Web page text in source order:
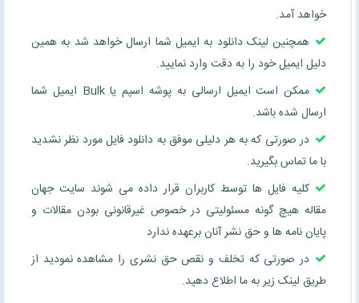
خواهد آمد.
همچنین لینک دانلود به ایمیل شما ارسال خواهد شد به همین
دلیل ایمیل خود را به دقت وارد نمایید.
ممکن است ایمیل ارسالی به پوشه اسپم یا Bulk ایمیل شما
ارسال شده باشد.
در صورتی که به هر دلیلی موفق به دانلود فایل مورد نظر نشدید
با ما تماس بگیرید.
کلیه فایل ها توسط کاربران قرار داده می شوند سایت جهان
مقاله هیچ گونه مسئولیتی در خصوص غیرقانونی بودن مقالات و
پایان نامه ها و حق نشر آنان برعهده ندارد
در صورتی که تخلف و نقص حق نشری را مشاهده نمودید از
طریق لینک زیر به ما اطلاع دهید.